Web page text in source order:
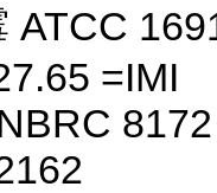
ATCC
=IMI
8172